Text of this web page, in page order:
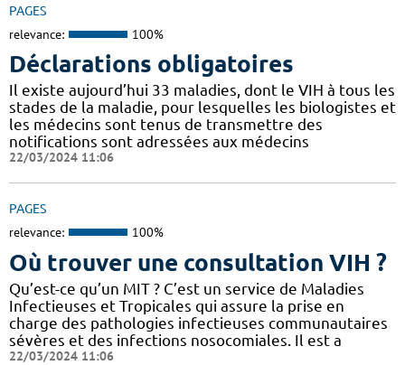
PAGES
relevance: 100%
Déclarations obligatoires
Il existe aujourd’hui 33 maladies, dont le VIH à tous les
stades de la maladie, pour lesquelles les biologistes et
les médecins sont tenus de transmettre des
notifications sont adressées aux médecins
22/03/2024 11:06
PAGES
relevance: 100%
Où trouver une consultation VIH ?
Qu’est-ce qu’un MIT ? C’est un service de Maladies
Infectieuses et Tropicales qui assure la prise en
charge des pathologies infectieuses communautaires
sévères et des infections nosocomiales. Il est a
22/03/2024 11:06